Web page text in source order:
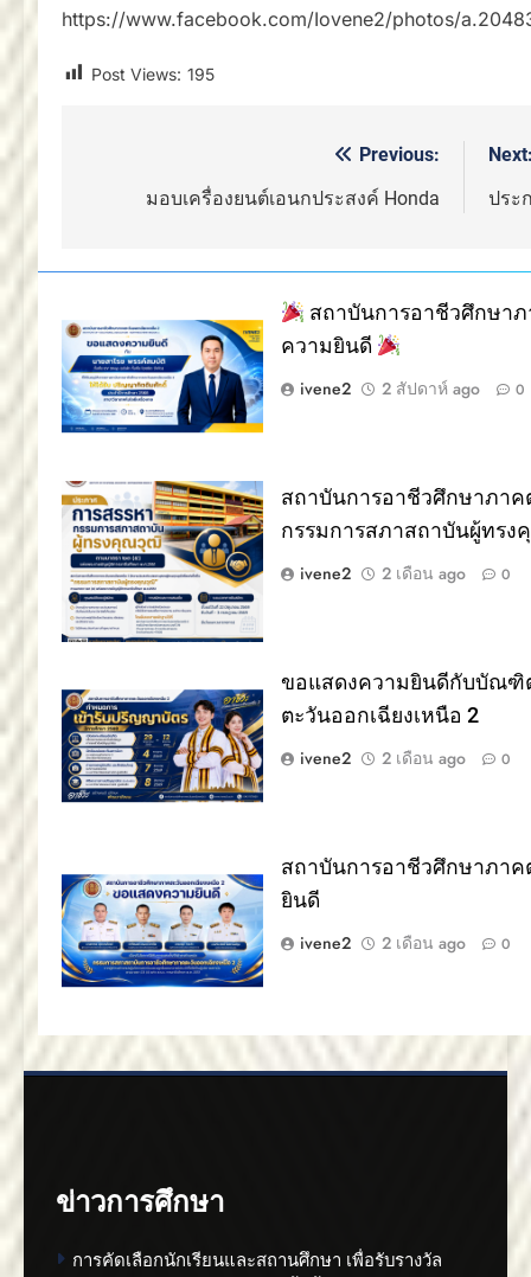
https://www.facebook.com/Iovene2/photos/
Post Views: 195
Previous:
มอบเครื่องยนต์เอนกประสงค์ Honda
ประ
สถาบันการอาชีวศึกษาภ
ความยินดี
ivene2
2 สัปดาห์ ago 0
สถาบันการอาชีวศึกษาภาค
กรรมการสภาสถาบันผู้ทร
ivene2
2 เดือน ago 0
ขอแสดงความยินดีกับบัณฑิ
ตะวันออกเฉียงเหนือ 2
ivene2
2 เดือน ago 0
สถาบันการอาชีวศึกษาภาค
ยินดี
ivene2
2 เดือน ago 0
ข่าวการศึกษา
การคัดเลือกนักเรียนและสถานศึกษา เพื่อรับรางวัล